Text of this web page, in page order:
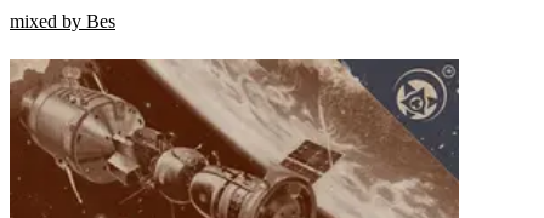
mixed by Bes